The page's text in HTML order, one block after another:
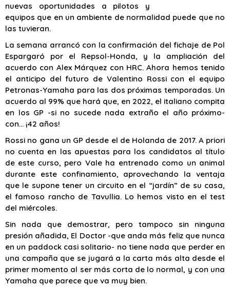
nuevas oportunidades a pilotos y
equipos que en un ambiente de normalidad puede que no
las tuvieran.
La semana arrancó con la confirmación del fichaje de Pol
Espargaró por el Repsol-Honda, y la ampliación del
acuerdo con Alex Márquez con HRC. Ahora hemos tenido
el anticipo del futuro de Valentino Rossi con el equipo
Petronas-Yamaha para las dos próximas temporadas. Un
acuerdo al 99% que hará que, en 2022, el italiano compita
en los GP -si no sucede nada extraño el año próximo-
con… ¡42 años!
Rossi no gana un GP desde el de Holanda de 2017. A priori
no cuenta en las apuestas para los candidatos al título
de este curso, pero Vale ha entrenado como un animal
durante este confinamiento, aprovechando la ventaja
que le supone tener un circuito en el “jardín” de su casa,
el famoso rancho de Tavullia. Lo hemos visto en el test
del miércoles.
Sin nada que demostrar, pero tampoco sin ninguna
presión añadida, El Doctor -que anda más feliz que nunca
en un paddock casi solitario- no tiene nada que perder en
una campaña que se jugará a la carta más alta desde el
primer momento al ser más corta de lo normal, y con una
Yamaha que parece que va muy bien.